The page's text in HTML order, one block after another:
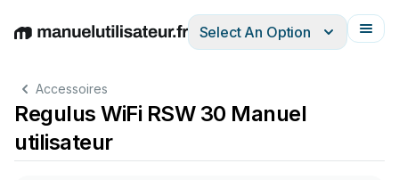
EnglishDeutschEspañolItalianoFrançais
Select An Option
Accessoires
Regulus WiFi RSW 30 Manuel
utilisateur